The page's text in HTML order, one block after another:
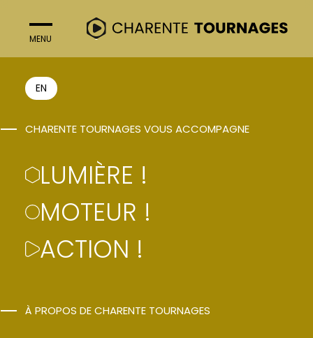
MENU
EN
CHARENTE TOURNAGES VOUS ACCOMPAGNE
LUMIÈRE !
MOTEUR !
ACTION !
À PROPOS DE CHARENTE TOURNAGES